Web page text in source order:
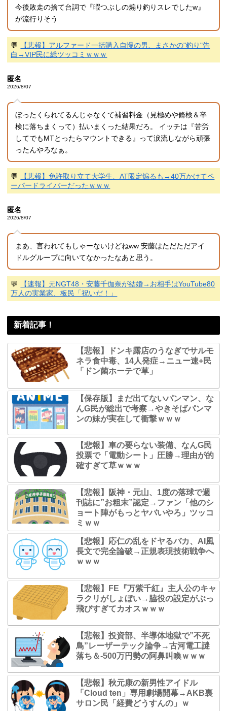
今後敗走の捨て台詞で『暇つぶしの煽り釣りスレでしたw』
が流行りそう
💬
【悲報】アルファード一括購入自慢の男、まさかの"釣り"告
白→VIP民に総ツッコミｗｗｗ
匿名
2026/8/07
ぼったくられてるんじゃなくて補習料金（見極めや脩検＆卒
検に落ちまくって）払いまくった結果だろ。 イッチは『苦労
してでもMTとったらマウントできる』って涙流しながら頑張
ったんやろなぁ。
💬
【悲報】免許取り立て大学生、AT限定煽るも→40万かけてペ
ーパードライバーだったｗｗｗ
匿名
2026/8/07
まあ、言われてもしゃーないけどねww 安藤はただただアイ
ドルグループに向いてなかったなあと思う。
💬
【速報】元NGT48・安藤千伽奈が結婚→お相手はYouTube80
万人の実業家、板民「祝いだ！」
新着記事！
【悲報】ドンキ露店のうなぎでサルモ
ネラ食中毒、14人発症→ニュー速+民
「ドン菌ホーテで草」
【保存版】まだ出てないパンマン、な
んG民が総出で考察→やきそばパンマ
ンの妹が実在して衝撃ｗｗｗ
【悲報】車の要らない装備、なんG民
投票で「電動シート」圧勝→理由が的
確すぎて草ｗｗｗ
【悲報】阪神・元山、1度の落球で週
刊誌に”お粗末”認定→ファン「他のシ
ョート陣がもっとヤバいやろ」ツッコ
ミｗｗ
【悲報】応仁の乱をドヤるバカ、AI風
長文で完全論破→正規表現技術戦争へ
ｗｗｗ
【悲報】FE『万紫千紅』主人公のキャ
ラクリがしょぼい→脇役の設定がぶっ
飛びすぎてカオスｗｗｗ
【悲報】投資部、半導体地獄で”不死
鳥”レーザーテック論争→古河電工謎
落ち＆-500万円勢の阿鼻叫喚ｗｗｗ
【悲報】秋元康の新男性アイドル
「Cloud ten」専用劇場開幕→AKB裏
サロン民「経費どうすんの」ｗ